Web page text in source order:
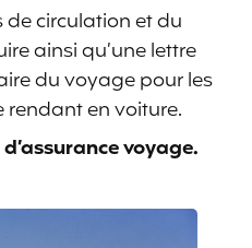
circulation et du
ainsi qu’une lettre
du voyage pour les
rendant en voiture.
voyage.